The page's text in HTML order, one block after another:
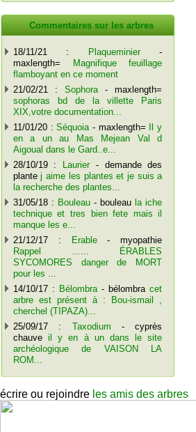
Commentaires sur les arbres
18/11/21 : Plaqueminier-
maxlength=
Magnifique feuillage
flamboyant en ce moment
21/02/21 : Sophora- maxlength=
sophoras bd de la villette Paris
XIX,votre documentation...
11/01/20 :Séquoia- maxlength=
Il y
en a un au Mas Mejean Val d
Aigoual dans le Gard..e...
28/10/19 :
Laurier- demande des
plantej aime les plantes et je suis a
la recherche des plantes...
31/05/18 : Bouleau- bouleau la iche
technique et tres bien fete mais il
manque les e...
21/12/17 :
Erable- myopathie
Rappel ...... ÉRABLES
SYCOMORES danger de MORT
pour les ...
14/10/17 : Bélombra- bélombracet
arbre est présent à : Bou-ismail ,
cherchel (TIPAZA)...
25/09/17 : Taxodium - cyprès
chauve il y en à un dans le site
archéologique de VAISON LA
ROM...
écrire ou rejoindre les amis des arbres